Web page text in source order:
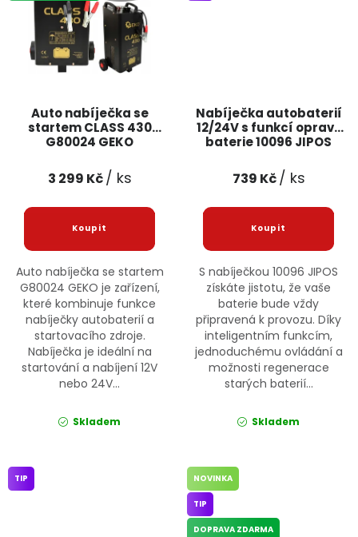
Auto nabíječka se
startem CLASS 430
G80024 GEKO
3 299 Kč/ ks
Auto nabíječka se startem
G80024 GEKO je zařízení,
které kombinuje funkce
nabíječky autobaterií a
startovacího zdroje.
Nabíječka je ideální na
startování a nabíjení 12V
nebo 24V...
Skladem
Nabíječka autobaterií
12/24V s funkcí opravy
baterie 10096 JIPOS
739 Kč/ ks
S nabíječkou 10096 JIPOS
získáte jistotu, že vaše
baterie bude vždy
připravená k provozu. Díky
inteligentním funkcím,
jednoduchému ovládání a
možnosti regenerace
starých baterií...
Skladem
TIP NOVINKA
TIP
DOPRAVA ZDARMA